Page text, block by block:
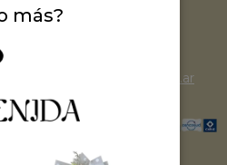
contacto@floresavenida.com.ar
más?